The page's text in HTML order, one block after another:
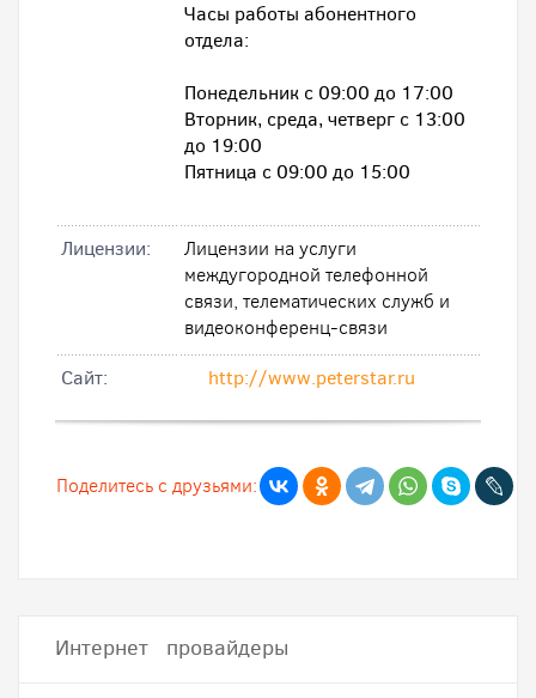
Часы работы абонентного
отдела:
Понедельник с 09:00 до 17:00
Вторник, среда, четверг с 13:00
до 19:00
Пятница с 09:00 до 15:00
Лицензии:
Лицензии на услуги
междугородной телефонной
связи, телематических служб и
видеоконференц-связи
Cайт:
http://www.peterstar.ru
Поделитесь с друзьями:
Интернет провайдеры